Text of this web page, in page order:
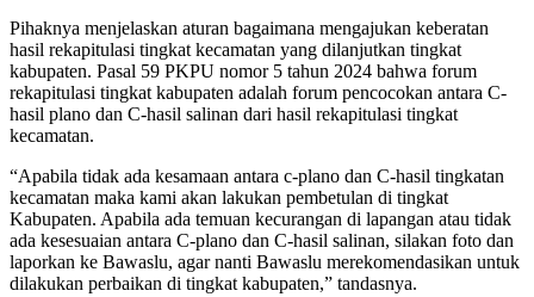
Pihaknya menjelaskan aturan bagaimana mengajukan keberatan
hasil rekapitulasi tingkat kecamatan yang dilanjutkan tingkat
kabupaten. Pasal 59 PKPU nomor 5 tahun 2024 bahwa forum
rekapitulasi tingkat kabupaten adalah forum pencocokan antara C-
hasil plano dan C-hasil salinan dari hasil rekapitulasi tingkat
kecamatan.
“Apabila tidak ada kesamaan antara c-plano dan C-hasil tingkatan
kecamatan maka kami akan lakukan pembetulan di tingkat
Kabupaten. Apabila ada temuan kecurangan di lapangan atau tidak
ada kesesuaian antara C-plano dan C-hasil salinan, silakan foto dan
laporkan ke Bawaslu, agar nanti Bawaslu merekomendasikan untuk
dilakukan perbaikan di tingkat kabupaten,” tandasnya.